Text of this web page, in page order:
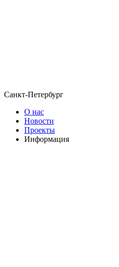
Санкт-Петербург
О нас
Новости
Проекты
Информация